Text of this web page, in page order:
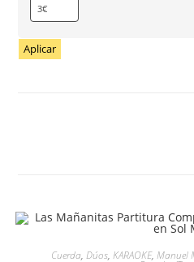
Aplicar
Cuerda, Dúos, KARAOKE, Manuel